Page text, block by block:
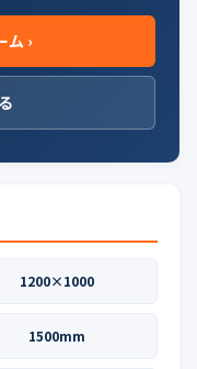
ム ›
1200×1000
1500mm